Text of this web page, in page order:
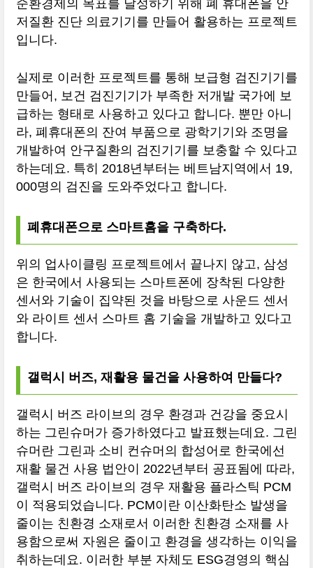
순환경제의 목표를 달성하기 위해 폐 휴대폰을 안
저질환 진단 의료기기를 만들어 활용하는 프로젝트
입니다.
실제로 이러한 프로젝트를 통해 보급형 검진기기를
만들어, 보건 검진기기가 부족한 저개발 국가에 보
급하는 형태로 사용하고 있다고 합니다. 뿐만 아니
라, 폐휴대폰의 잔여 부품으로 광학기기와 조명을
개발하여 안구질환의 검진기기를 보충할 수 있다고
하는데요. 특히 2018년부터는 베트남지역에서 19,
000명의 검진을 도와주었다고 합니다.
폐휴대폰으로 스마트홈을 구축하다.
위의 업사이클링 프로젝트에서 끝나지 않고, 삼성
은 한국에서 사용되는 스마트폰에 장착된 다양한
센서와 기술이 집약된 것을 바탕으로 사운드 센서
와 라이트 센서 스마트 홈 기술을 개발하고 있다고
합니다.
갤럭시 버즈, 재활용 물건을 사용하여 만들다?
갤럭시 버즈 라이브의 경우 환경과 건강을 중요시
하는 그린슈머가 증가하였다고 발표했는데요. 그린
슈머란 그린과 소비 컨슈머의 합성어로 한국에선
재활 물건 사용 법안이 2022년부터 공표됨에 따라,
갤럭시 버즈 라이브의 경우 재활용 플라스틱 PCM
이 적용되었습니다. PCM이란 이산화탄소 발생을
줄이는 친환경 소재로서 이러한 친환경 소재를 사
용함으로써 자원은 줄이고 환경을 생각하는 이익을
취하는데요. 이러한 부분 자체도 ESG경영의 핵심